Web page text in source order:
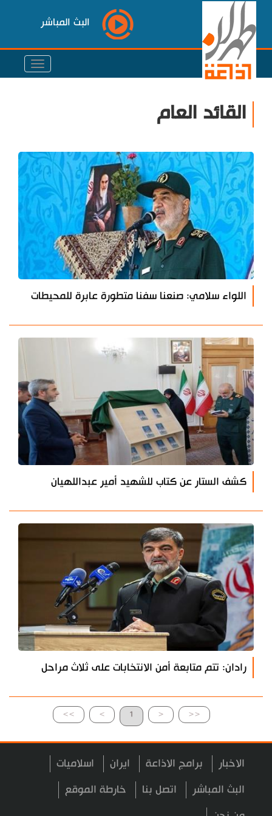
البث المباشر
القائد العام
اللواء سلامي: صنعنا سفنا متطورة عابرة للمحيطات
كشف الستار عن كتاب للشهيد أمير عبداللهيان
رادان: تتم متابعة أمن الانتخابات على ثلاث مراحل
>> > 1 < <<
الاخبار برامج الاذاعة ايران اسلاميات
البث المباشر اتصل بنا خارطة الموقع